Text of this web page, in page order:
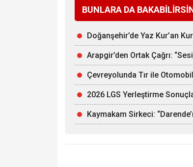
BUNLARA DA
Doğanşehir’de Yaz Kur’an
Arapgir’den Ortak Çağrı:
Çevreyolunda Tır ile
2026 LGS Yerleştirme
Kaymakam Sirkeci: